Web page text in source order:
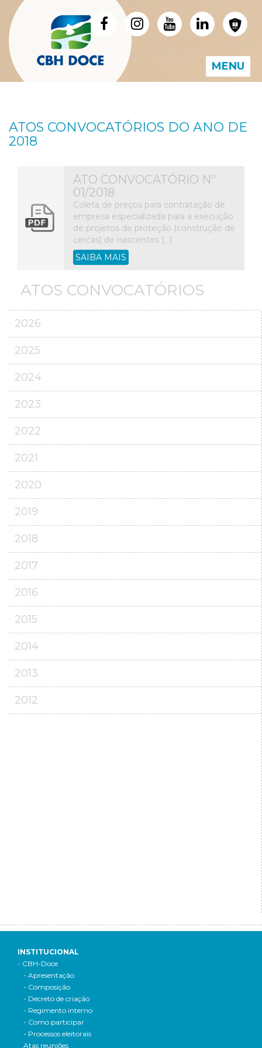
MENU
ATOS CONVOCATÓRIOS DO ANO DE
2018
ATO CONVOCATÓRIO Nº
01/2018
Coleta de preços para contratação de
empresa especializada para a execução
de projetos de proteção (construção de
cercas) de nascentes […]
SAIBA MAIS
ATOS CONVOCATÓRIOS
2026
2025
2024
2023
2022
2021
2020
2019
2018
2017
2016
2015
2014
2013
2012
INSTITUCIONAL
- CBH-Doce
- Apresentação
- Composição
- Decreto de criação
- Regimento interno
- Como participar
- Processos eleitorais
Atas reuniões